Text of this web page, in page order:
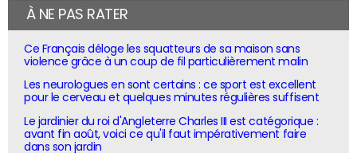
À NE PAS RATER
Ce Français déloge les squatteurs de sa maison sans
violence grâce à un coup de fil particulièrement malin
Les neurologues en sont certains : ce sport est excellent
pour le cerveau et quelques minutes régulières suffisent
Le jardinier du roi d'Angleterre Charles III est catégorique :
avant fin août, voici ce qu'il faut impérativement faire
dans son jardin